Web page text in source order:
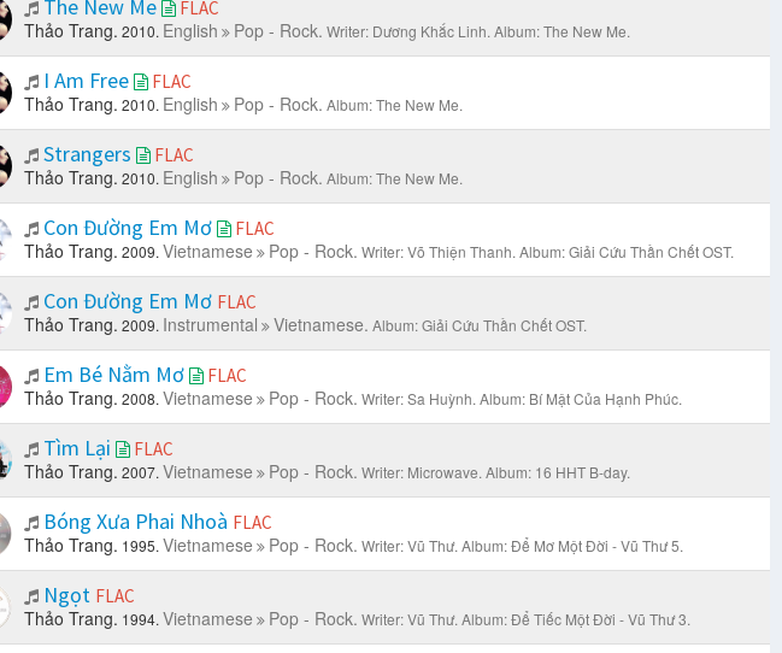
The New Me FLAC
Thảo Trang. 2010. English Pop - Rock. Writer: Dương Khắc Linh. Album: The New Me.
I Am Free FLAC
Thảo Trang. 2010. English Pop - Rock. Album: The New Me.
Strangers FLAC
Thảo Trang. 2010. English Pop - Rock. Album: The New Me.
Con Đường Em Mơ FLAC
Thảo Trang. 2009. Vietnamese Pop - Rock. Writer: Võ Thiện Thanh. Album: Giải Cứu Thần Chết OST.
Con Đường Em Mơ FLAC
Thảo Trang. 2009. Instrumental Vietnamese. Album: Giải Cứu Thần Chết OST.
Em Bé Nằm Mơ FLAC
Thảo Trang. 2008. Vietnamese Pop - Rock. Writer: Sa Huỳnh. Album: Bí Mật Của Hạnh Phúc.
Tìm Lại FLAC
Thảo Trang. 2007. Vietnamese Pop - Rock. Writer: Microwave. Album: 16 HHT B-day.
Bóng Xưa Phai Nhoà FLAC
Thảo Trang. 1995. Vietnamese Pop - Rock. Writer: Vũ Thư. Album: Để Mơ Một Đời - Vũ Thư 5.
Ngọt FLAC
Thảo Trang. 1994. Vietnamese Pop - Rock. Writer: Vũ Thư. Album: Để Tiếc Một Đời - Vũ Thư 3.